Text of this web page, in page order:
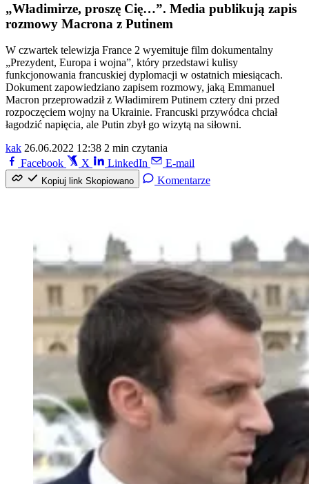
„Władimirze, proszę Cię…”. Media publikują zapis
rozmowy Macrona z Putinem
W czwartek telewizja France 2 wyemituje film dokumentalny
„Prezydent, Europa i wojna”, który przedstawi kulisy
funkcjonowania francuskiej dyplomacji w ostatnich miesiącach.
Dokument zapowiedziano zapisem rozmowy, jaką Emmanuel
Macron przeprowadził z Władimirem Putinem cztery dni przed
rozpoczęciem wojny na Ukrainie. Francuski przywódca chciał
łagodzić napięcia, ale Putin zbył go wizytą na siłowni.
kak 26.06.2022 12:38 2 min czytania
Facebook
X LinkedIn E-mail
Kopiuj link Skopiowano Komentarze